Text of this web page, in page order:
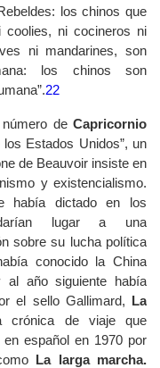
los chinos que
coolies, ni cocineros ni
ni mandarines, son
los chinos son
22
de Capricornio
Estados Unidos”, un
de Beauvoir insiste en
y existencialismo.
había dictado en los
lugar a una
sobre su lucha política
conocido la China
al año siguiente había
el sello Gallimard, La
crónica de viaje que
español en 1970 por
La larga marcha.